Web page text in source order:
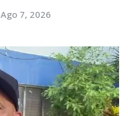
Ago 7, 2026